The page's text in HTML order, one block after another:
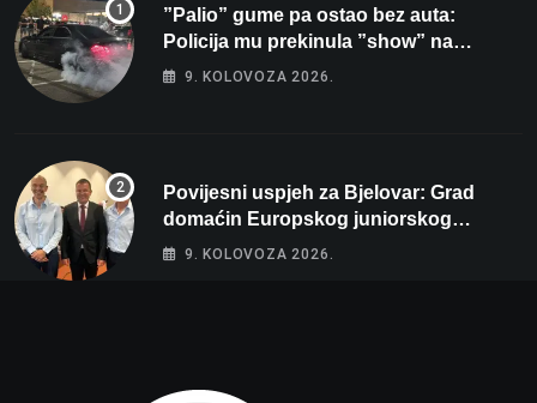
”Palio” gume pa ostao bez auta:
Policija mu prekinula ”show” na
parkingu u Bjelovaru
9. KOLOVOZA 2026.
Povijesni uspjeh za Bjelovar: Grad
domaćin Europskog juniorskog
prvenstva u plivanju 2027!
9. KOLOVOZA 2026.